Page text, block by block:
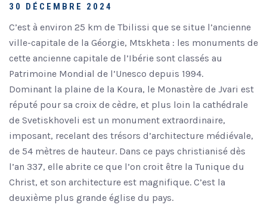
30 DÉCEMBRE 2024
C’est à environ 25 km de Tbilissi que se situe l’ancienne
ville-capitale de la Géorgie, Mtskheta : les monuments de
cette ancienne capitale de l’Ibérie sont classés au
Patrimoine Mondial de l’Unesco depuis 1994.
Dominant la plaine de la Koura, le Monastère de Jvari est
réputé pour sa croix de cèdre, et plus loin la cathédrale
de Svetiskhoveli est un monument extraordinaire,
imposant, recelant des trésors d’architecture médiévale,
de 54 mètres de hauteur. Dans ce pays christianisé dès
l’an 337, elle abrite ce que l’on croit être la Tunique du
Christ, et son architecture est magnifique. C’est la
deuxième plus grande église du pays.